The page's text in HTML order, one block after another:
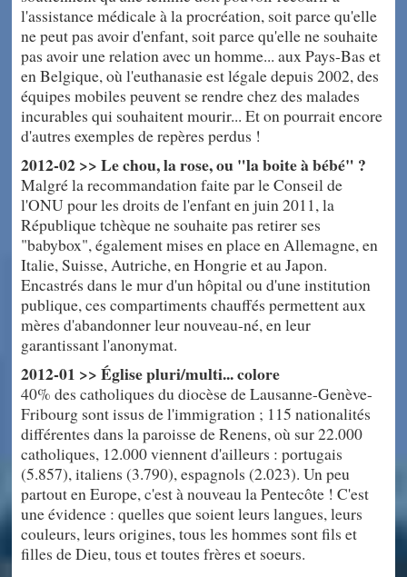
l'assistance médicale à la procréation, soit parce qu'elle
ne peut pas avoir d'enfant, soit parce qu'elle ne souhaite
pas avoir une relation avec un homme... aux Pays-Bas et
en Belgique, où l'euthanasie est légale depuis 2002, des
équipes mobiles peuvent se rendre chez des malades
incurables qui souhaitent mourir... Et on pourrait encore
d'autres exemples de repères perdus !
2012-02 >> Le chou, la rose, ou "la boite à bébé" ?
Malgré la recommandation faite par le Conseil de
l'ONU pour les droits de l'enfant en juin 2011, la
République tchèque ne souhaite pas retirer ses
"babybox", également mises en place en Allemagne, en
Italie, Suisse, Autriche, en Hongrie et au Japon.
Encastrés dans le mur d'un hôpital ou d'une institution
publique, ces compartiments chauffés permettent aux
mères d'abandonner leur nouveau-né, en leur
garantissant l'anonymat.
2012-01 >> Église pluri/multi... colore
40% des catholiques du diocèse de Lausanne-Genève-
Fribourg sont issus de l'immigration ; 115 nationalités
différentes dans la paroisse de Renens, où sur 22.000
catholiques, 12.000 viennent d'ailleurs : portugais
(5.857), italiens (3.790), espagnols (2.023). Un peu
partout en Europe, c'est à nouveau la Pentecôte ! C'est
une évidence : quelles que soient leurs langues, leurs
couleurs, leurs origines, tous les hommes sont fils et
filles de Dieu, tous et toutes frères et soeurs.